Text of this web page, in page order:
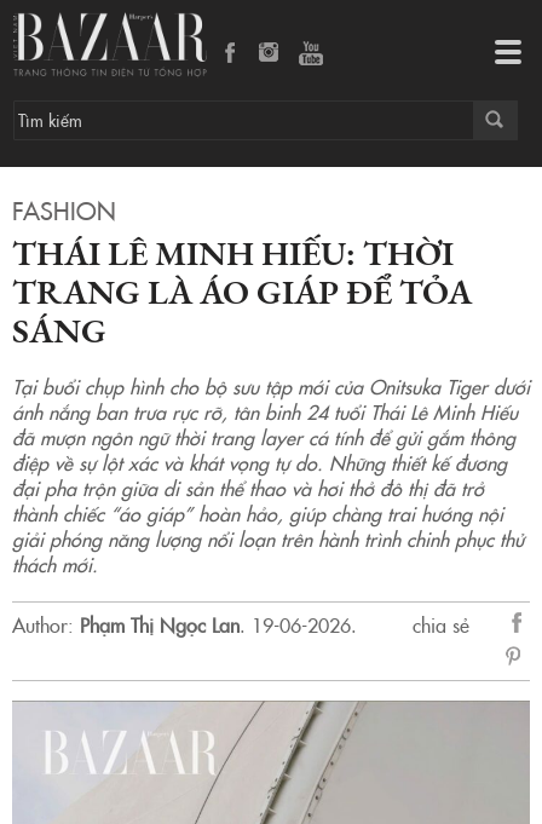
FASHION
THÁI LÊ MINH HIẾU: THỜI
TRANG LÀ ÁO GIÁP ĐỂ TỎA
SÁNG
Tại buổi chụp hình cho bộ sưu tập mới của Onitsuka Tiger dưới
ánh nắng ban trưa rực rỡ, tân binh 24 tuổi Thái Lê Minh Hiếu
đã mượn ngôn ngữ thời trang layer cá tính để gửi gắm thông
điệp về sự lột xác và khát vọng tự do. Những thiết kế đương
đại pha trộn giữa di sản thể thao và hơi thở đô thị đã trở
thành chiếc “áo giáp” hoàn hảo, giúp chàng trai hướng nội
giải phóng năng lượng nổi loạn trên hành trình chinh phục thử
thách mới.
Author: Phạm Thị Ngọc Lan. 19-06-2026.
chia sẻ
sẻ
Thái Lê Minh Hiếu: Thời trang là áo giáp để tỏa sáng